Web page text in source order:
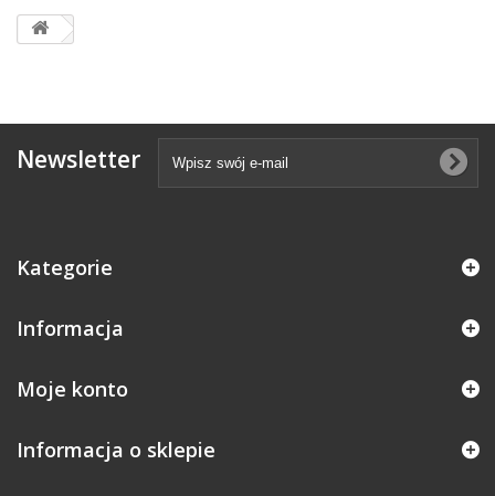
Newsletter
Kategorie
Informacja
Moje konto
Informacja o sklepie